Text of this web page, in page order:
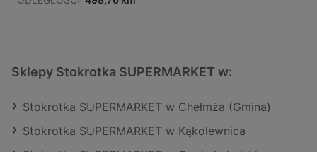
Sklepy Stokrotka SUPERMARKET w:
Stokrotka SUPERMARKET w Chełmża (Gmina)
Stokrotka SUPERMARKET w Kąkolewnica